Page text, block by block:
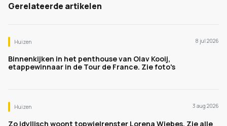
Gerelateerde artikelen
Huizen 8 jul 2026
Binnenkijken in het penthouse van Olav Kooij,
etappewinnaar in de Tour de France. Zie foto's
Huizen 3 aug 2026
Zo idyllisch woont topwielrenster Lorena Wiebes. Zie alle